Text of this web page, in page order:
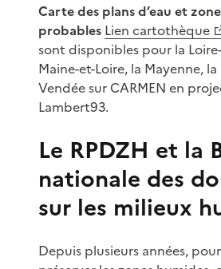
Carte des plans d’eau et
probables Lien cartothèque
sont disponibles pour la
Maine-et-Loire, la Mayenne,
Vendée sur CARMEN en
Lambert93.
Le RPDZH et la
nationale des
sur les milieux
Depuis plusieurs années,